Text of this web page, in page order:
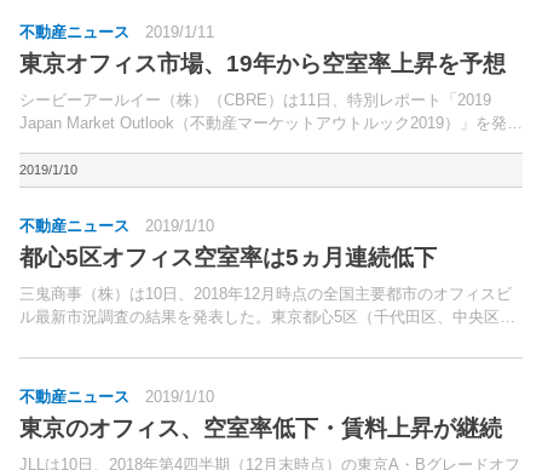
不動産ニュース 2019/1/11
東京オフィス市場、19年から空室率上昇を予想
シービーアールイー（株）（CBRE）は11日、特別レポート「2019
Japan Market Outlook（不動産マーケットアウトルック2019）」を発表
について、2018年を...
2019/1/10
不動産ニュース 2019/1/10
都心5区オフィス空室率は5ヵ月連続低下
三鬼商事（株）は10日、2018年12月時点の全国主要都市のオフィスビ
ル最新市況調査の結果を発表した。東京都心5区（千代田区、中央区、
下）と、5ヵ月連続で低下した。
不動産ニュース 2019/1/10
東京のオフィス、空室率低下・賃料上昇が継続
JLLは10日、2018年第4四半期（12月末時点）の東京A・Bグレードオフ